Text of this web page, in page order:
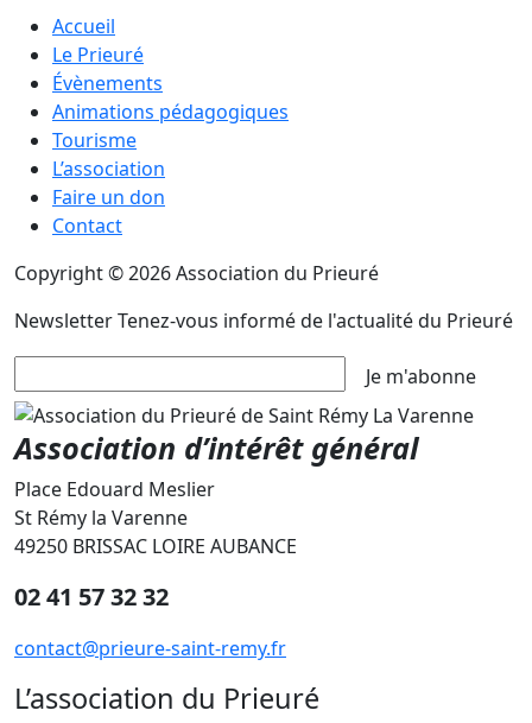
Accueil
Le Prieuré
Évènements
Animations pédagogiques
Tourisme
L’association
Faire un don
Contact
Copyright © 2026 Association du Prieuré
NewsletterTenez-vous informé de l'actualité du Prieuré
Je m'abonne
Association d’intérêt général
Place Edouard Meslier
St Rémy la Varenne
49250 BRISSAC LOIRE AUBANCE
02 41 57 32 32
contact@prieure-saint-remy.fr
L’association du Prieuré